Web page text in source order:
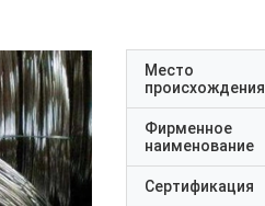
Место
происхождения
Фирменное
наименование
Сертификация